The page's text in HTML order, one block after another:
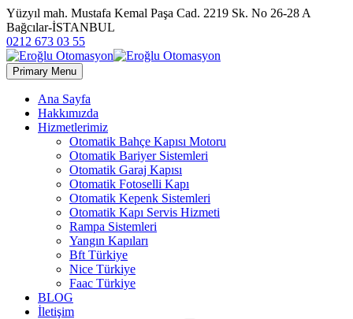
Yüzyıl mah. Mustafa Kemal Paşa Cad. 2219 Sk. No 26-28 A
Bağcılar-İSTANBUL
0212 673 03 55
Primary Menu
Ana Sayfa
Hakkımızda
Hizmetlerimiz
Otomatik Bahçe Kapısı Motoru
Otomatik Bariyer Sistemleri
Otomatik Garaj Kapısı
Otomatik Fotoselli Kapı
Otomatik Kepenk Sistemleri
Otomatik Kapı Servis Hizmeti
Rampa Sistemleri
Yangın Kapıları
Bft Türkiye
Nice Türkiye
Faac Türkiye
BLOG
İletişim